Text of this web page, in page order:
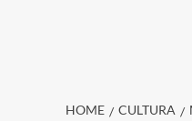
HOME CULTURA